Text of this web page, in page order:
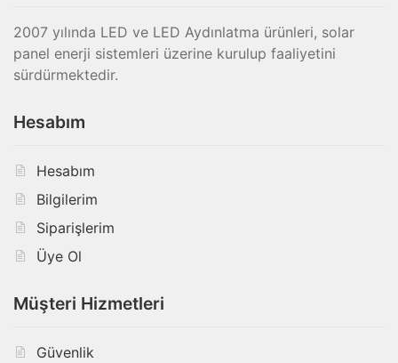
2007 yılında LED ve LED Aydınlatma ürünleri, solar
panel enerji sistemleri üzerine kurulup faaliyetini
sürdürmektedir.
Hesabım
Hesabım
Bilgilerim
Siparişlerim
Üye Ol
Müşteri Hizmetleri
Güvenlik